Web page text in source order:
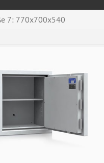
7: 770x700x540